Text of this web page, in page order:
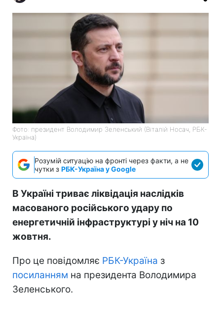
Фото: президент Володимир Зеленський (Віталій Носач, РБК-
Україна)
Розумій ситуацію на фронті через факти, а не
чутки з РБК-Україна у Google
В Україні триває ліквідація наслідків
масованого російського удару по
енергетичній інфраструктурі у ніч на 10
жовтня.
Про це повідомляє РБК-Україна з
посиланням на президента Володимира
Зеленського.